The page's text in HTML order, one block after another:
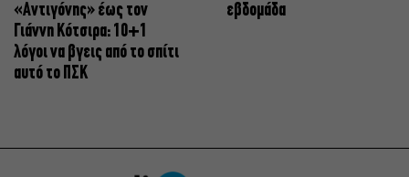
«Αντιγόνης» έως τον
Γιάννη Κότσιρα: 10+1
λόγοι να βγεις από το σπίτι
αυτό το ΠΣΚ
εβδομάδα